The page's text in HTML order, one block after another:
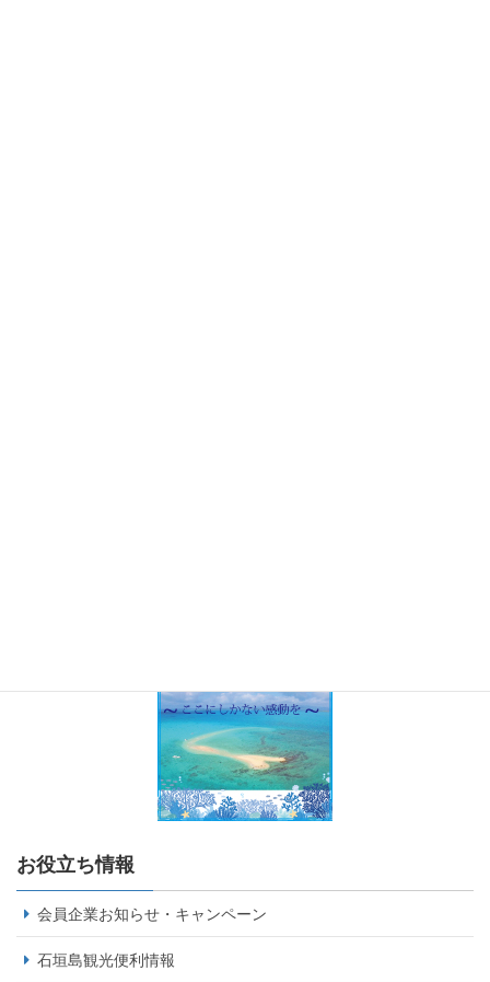
お役立ち情報
会員企業お知らせ・キャンペーン
石垣島観光便利情報